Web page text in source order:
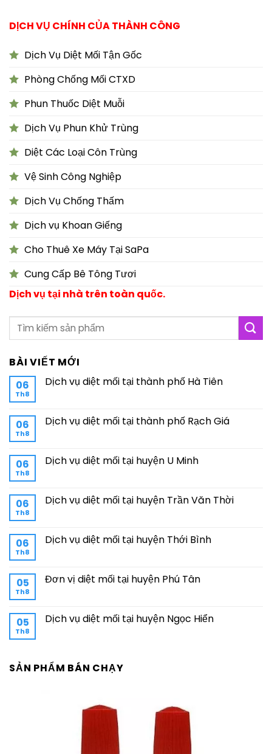
DỊCH VỤ CHÍNH CỦA THÀNH CÔNG
Dịch Vụ Diệt Mối Tận Gốc
Phòng Chống Mối CTXD
Phun Thuốc Diệt Muỗi
Dịch Vụ Phun Khử Trùng
Diệt Các Loại Côn Trùng
Vệ Sinh Công Nghiệp
Dịch Vụ Chống Thấm
Dịch vụ Khoan Giếng
Cho Thuê Xe Máy Tại SaPa
Cung Cấp Bê Tông Tươi
Dịch vụ tại nhà trên toàn quốc.
BÀI VIẾT MỚI
06
Th8
Dịch vụ diệt mối tại thành phố Hà Tiên
06
Th8
Dịch vụ diệt mối tại thành phố Rạch Giá
06
Th8
Dịch vụ diệt mối tại huyện U Minh
06
Th8
Dịch vụ diệt mối tại huyện Trần Văn Thời
06
Th8
Dịch vụ diệt mối tại huyện Thới Bình
05
Th8
Đơn vị diệt mối tại huyện Phú Tân
05
Th8
Dịch vụ diệt mối tại huyện Ngọc Hiển
SẢN PHẨM BÁN CHẠY